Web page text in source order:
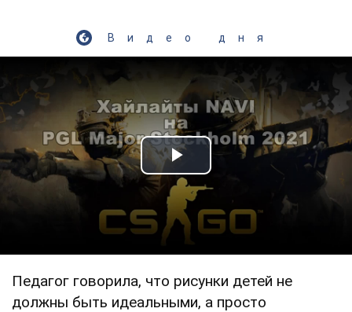
Видео дня
Play Video
Педагог говорила, что рисунки детей не
должны быть идеальными, а просто